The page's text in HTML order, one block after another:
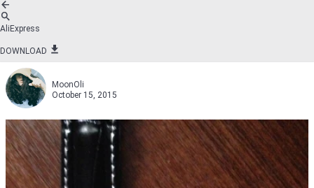
AliExpress
DOWNLOAD
MoonOli
October 15, 2015